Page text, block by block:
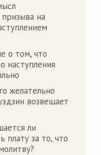
на
о том, что
наступления
желательно
возвещает
ли
плату за то, что